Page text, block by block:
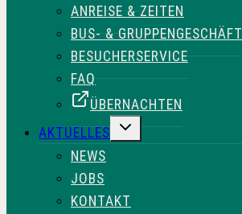
ANREISE & ZEITEN
BUS- & GRUPPENGESCHÄFT
BESUCHERSERVICE
FAQ
ÜBERNACHTEN
AKTUELLES
UNTERMENÜ
NEWS
JOBS
KONTAKT